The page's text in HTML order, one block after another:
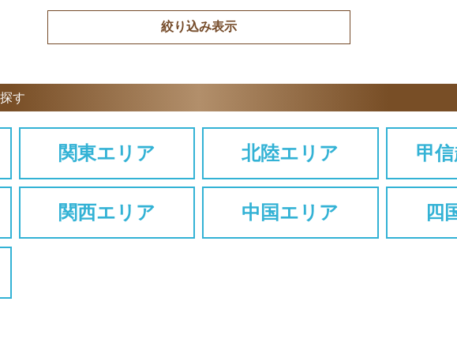
す
関東エリア 北陸エリア 甲
関西エリア 中国エリア 四